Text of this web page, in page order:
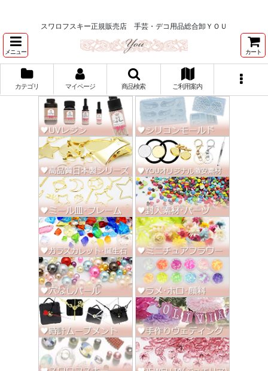
スワロフスキー正規販売店 手芸・デコ用品総合卸ＹＯＵ
メニュー カート
カテゴリ マイページ 商品検索 ご利用案内